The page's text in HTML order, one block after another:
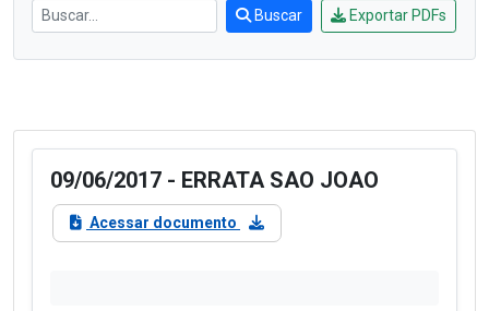
Buscar Exportar PDFs
09/06/2017 - ERRATA SAO JOAO
Acessar documento